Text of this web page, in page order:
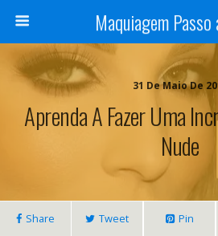
Maquiagem Passo
31 De Maio De
Aprenda A Fazer Uma
Nude
Share Tweet Pin